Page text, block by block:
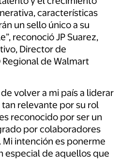
características
un sello único a su
reconoció JP Suarez,
Director de
de Walmart
volver a mi país a liderar
relevante por su rol
reconocido por ser un
por colaboradores
intención es ponerme
especial de aquellos que